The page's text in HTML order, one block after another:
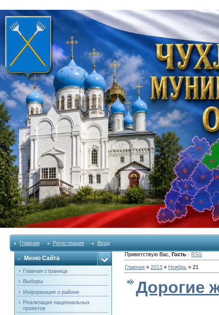
Главная Регистрация Вход
Меню Сайта
Главная страница
Выборы
Информация о районе
Реализация национальных
проектов
Приветствую Вас ,Гость · RSS
Главная »2013 » Ноябрь » 21
Дорогие